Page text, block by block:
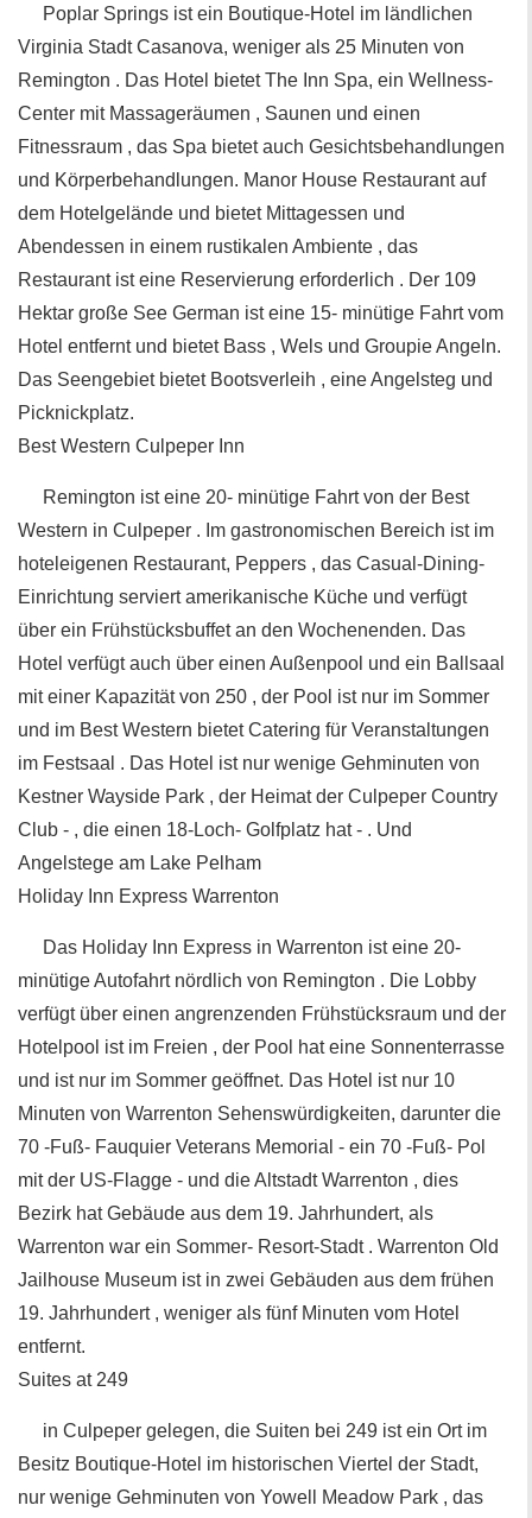
Poplar Springs ist ein Boutique-Hotel im ländlichen
Virginia Stadt Casanova, weniger als 25 Minuten von
Remington . Das Hotel bietet The Inn Spa, ein Wellness-
Center mit Massageräumen , Saunen und einen
Fitnessraum , das Spa bietet auch Gesichtsbehandlungen
und Körperbehandlungen. Manor House Restaurant auf
dem Hotelgelände und bietet Mittagessen und
Abendessen in einem rustikalen Ambiente , das
Restaurant ist eine Reservierung erforderlich . Der 109
Hektar große See German ist eine 15- minütige Fahrt vom
Hotel entfernt und bietet Bass , Wels und Groupie Angeln.
Das Seengebiet bietet Bootsverleih , eine Angelsteg und
Picknickplatz.
Best Western Culpeper Inn
Remington ist eine 20- minütige Fahrt von der Best
Western in Culpeper . Im gastronomischen Bereich ist im
hoteleigenen Restaurant, Peppers , das Casual-Dining-
Einrichtung serviert amerikanische Küche und verfügt
über ein Frühstücksbuffet an den Wochenenden. Das
Hotel verfügt auch über einen Außenpool und ein Ballsaal
mit einer Kapazität von 250 , der Pool ist nur im Sommer
und im Best Western bietet Catering für Veranstaltungen
im Festsaal . Das Hotel ist nur wenige Gehminuten von
Kestner Wayside Park , der Heimat der Culpeper Country
Club - , die einen 18-Loch- Golfplatz hat - . Und
Angelstege am Lake Pelham
Holiday Inn Express Warrenton
Das Holiday Inn Express in Warrenton ist eine 20-
minütige Autofahrt nördlich von Remington . Die Lobby
verfügt über einen angrenzenden Frühstücksraum und der
Hotelpool ist im Freien , der Pool hat eine Sonnenterrasse
und ist nur im Sommer geöffnet. Das Hotel ist nur 10
Minuten von Warrenton Sehenswürdigkeiten, darunter die
70 -Fuß- Fauquier Veterans Memorial - ein 70 -Fuß- Pol
mit der US-Flagge - und die Altstadt Warrenton , dies
Bezirk hat Gebäude aus dem 19. Jahrhundert, als
Warrenton war ein Sommer- Resort-Stadt . Warrenton Old
Jailhouse Museum ist in zwei Gebäuden aus dem frühen
19. Jahrhundert , weniger als fünf Minuten vom Hotel
entfernt.
Suites at 249
in Culpeper gelegen, die Suiten bei 249 ist ein Ort im
Besitz Boutique-Hotel im historischen Viertel der Stadt,
nur wenige Gehminuten von Yowell Meadow Park , das